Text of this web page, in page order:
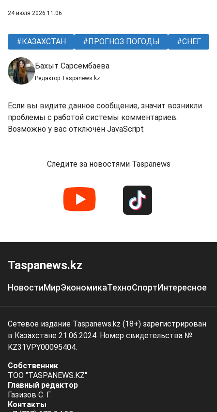
24 июля 2026 11:06
КАЗАХСТАН ПРОГНОЗ ПОГОДЫ СНЕГ
Бахыт Сарсембаева
Редактор Taspanews.kz
Если вы видите данное сообщение, значит возникли
проблемы с работой системы комментариев.
Возможно у вас отключен JavaScript
Следите за новостями Taspanews
Taspanews.kz
НовостиМирЭкономикаТехноСпортИнтересное
Сетевое издание Taspanews.kz (18+) зарегистрирован
в Казахстане 21.06.2024. Номер свидетельства №
KZ31VPY00095404.
Собственник
ТОО "TASPANEWS.KZ"
Главный редактор
Газизов С. Г.
Контакты